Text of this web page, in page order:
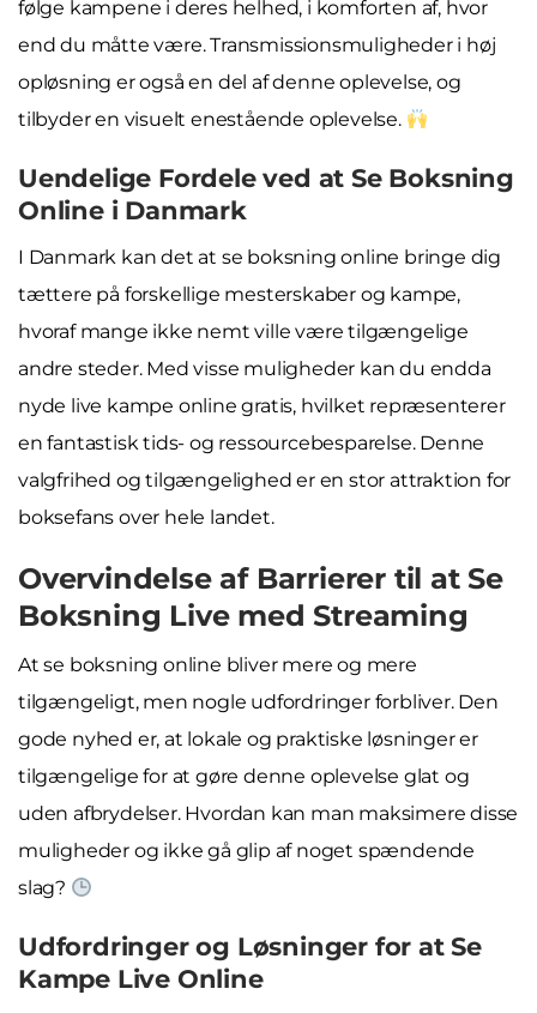
følge kampene i deres helhed, i komforten af, hvor
end du måtte være. Transmissionsmuligheder i høj
opløsning er også en del af denne oplevelse, og
tilbyder en visuelt enestående oplevelse.
Uendelige Fordele ved at Se Boksning
Online i Danmark
I Danmark kan det at se boksning online bringe dig
tættere på forskellige mesterskaber og kampe,
hvoraf mange ikke nemt ville være tilgængelige
andre steder. Med visse muligheder kan du endda
nyde live kampe online gratis, hvilket repræsenterer
en fantastisk tids- og ressourcebesparelse. Denne
valgfrihed og tilgængelighed er en stor attraktion for
boksefans over hele landet.
Overvindelse af Barrierer til at Se
Boksning Live med Streaming
At se boksning online bliver mere og mere
tilgængeligt, men nogle udfordringer forbliver. Den
gode nyhed er, at lokale og praktiske løsninger er
tilgængelige for at gøre denne oplevelse glat og
uden afbrydelser. Hvordan kan man maksimere disse
muligheder og ikke gå glip af noget spændende
slag?
Udfordringer og Løsninger for at Se
Kampe Live Online